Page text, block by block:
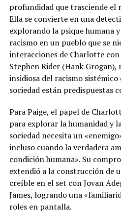
profundidad que trasciende el
Ella se convierte en una
explorando la psique humana
racismo en un pueblo que se
interacciones de Charlotte
Stephen Rider (Hank
insidiosa del racismo
sociedad están predispuestas
Para Paige, el papel de
para explorar la humanidad y
sociedad necesita un
incluso cuando la verdadera
condición humana». Su
extendió a la construcción de
creíble en el set con Jovan
James, logrando una
roles en pantalla.